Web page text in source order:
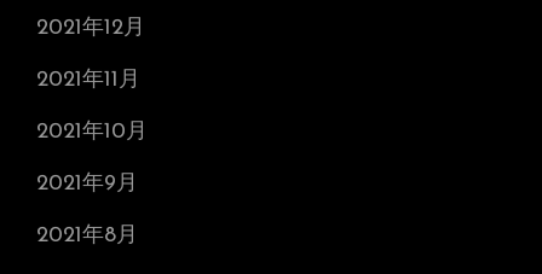
2021年12月
2021年11月
2021年10月
2021年9月
2021年8月